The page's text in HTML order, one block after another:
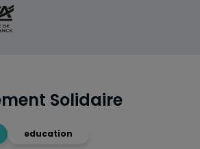
Solidaire
education